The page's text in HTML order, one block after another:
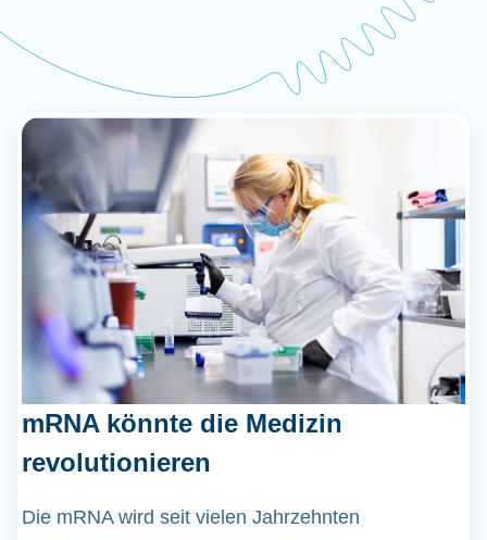
mRNA könnte die Medizin
revolutionieren
Die mRNA wird seit vielen Jahrzehnten